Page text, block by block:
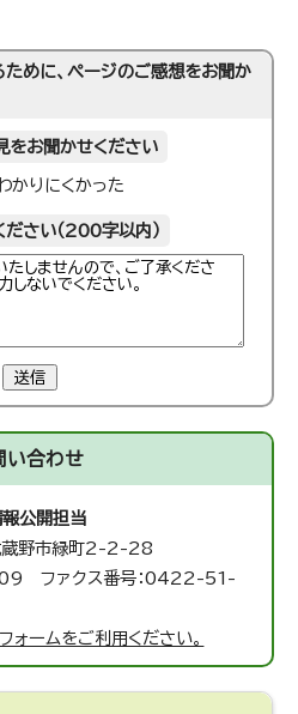
ために、ページのご感想をお聞か
をお聞かせください
かりにくかった
さい（200字以内）
送信
い合わせ
公開担当
野市緑町2-2-28
ファクス番号：0422-51-
ォームをご利用ください。